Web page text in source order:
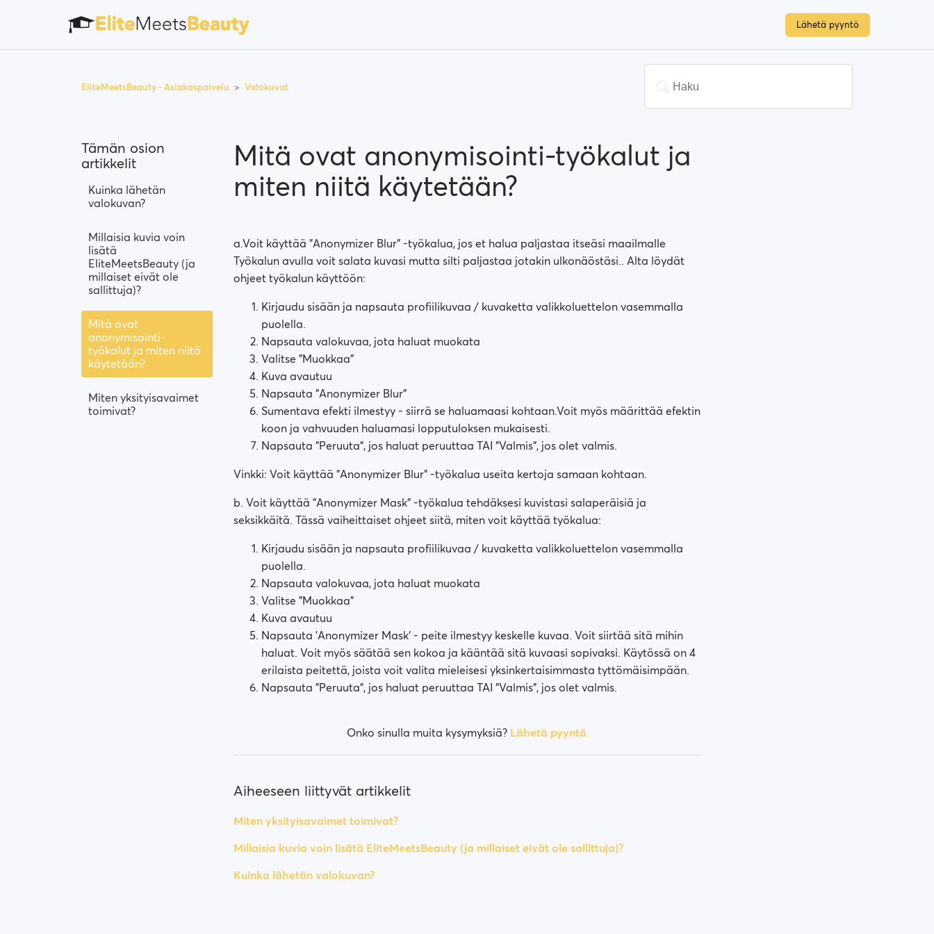
Lähetä pyyntö
EliteMeetsBeauty - Asiakaspalvelu Valokuvat
Tämän osion
artikkelit
Kuinka lähetän
valokuvan?
Millaisia kuvia voin
lisätä
EliteMeetsBeauty (ja
millaiset eivät ole
sallittuja)?
Mitä ovat
anonymisointi-
työkalut ja miten niitä
käytetään?
Miten yksityisavaimet
toimivat?
Mitä ovat anonymisointi-työkalut ja
miten niitä käytetään?
a.Voit käyttää "Anonymizer Blur" -työkalua, jos et halua paljastaa itseäsi maailmalle
Työkalun avulla voit salata kuvasi mutta silti paljastaa jotakin ulkonäöstäsi.. Alta löydät
ohjeet työkalun käyttöön:
Kirjaudu sisään ja napsauta profiilikuvaa / kuvaketta valikkoluettelon vasemmalla
puolella.
Napsauta valokuvaa, jota haluat muokata
Valitse "Muokkaa"
Kuva avautuu
Napsauta "Anonymizer Blur"
Sumentava efekti ilmestyy - siirrä se haluamaasi kohtaan.Voit myös määrittää efektin
koon ja vahvuuden haluamasi lopputuloksen mukaisesti.
Napsauta "Peruuta", jos haluat peruuttaa TAI "Valmis", jos olet valmis.
Vinkki: Voit käyttää "Anonymizer Blur" -työkalua useita kertoja samaan kohtaan.
b. Voit käyttää "Anonymizer Mask" -työkalua tehdäksesi kuvistasi salaperäisiä ja
seksikkäitä. Tässä vaiheittaiset ohjeet siitä, miten voit käyttää työkalua:
Kirjaudu sisään ja napsauta profiilikuvaa / kuvaketta valikkoluettelon vasemmalla
puolella.
Napsauta valokuvaa, jota haluat muokata
Valitse "Muokkaa"
Kuva avautuu
Napsauta 'Anonymizer Mask' - peite ilmestyy keskelle kuvaa. Voit siirtää sitä mihin
haluat. Voit myös säätää sen kokoa ja kääntää sitä kuvaasi sopivaksi. Käytössä on 4
erilaista peitettä, joista voit valita mieleisesi yksinkertaisimmasta tyttömäisimpään.
Napsauta "Peruuta", jos haluat peruuttaa TAI "Valmis", jos olet valmis.
Onko sinulla muita kysymyksiä? Lähetä pyyntö
Aiheeseen liittyvät artikkelit
Miten yksityisavaimet toimivat?
Millaisia kuvia voin lisätä EliteMeetsBeauty (ja millaiset eivät ole sallittuja)?
Kuinka lähetän valokuvan?